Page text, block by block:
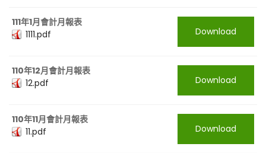
111年1月會計月報表
1111.pdf
Download
110年12月會計月報表
12.pdf
Download
110年11月會計月報表
11.pdf
Download